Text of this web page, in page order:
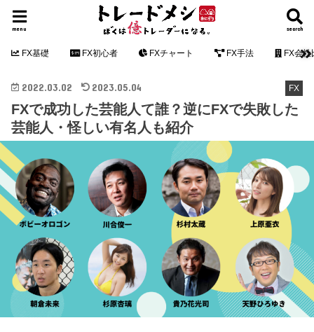
search
menu
FX基礎 FX初心者 FXチャート FX手法 FX会社
FX
2022.03.02 2023.05.04
FXで成功した芸能人て誰？逆にFXで失敗した
芸能人・怪しい有名人も紹介